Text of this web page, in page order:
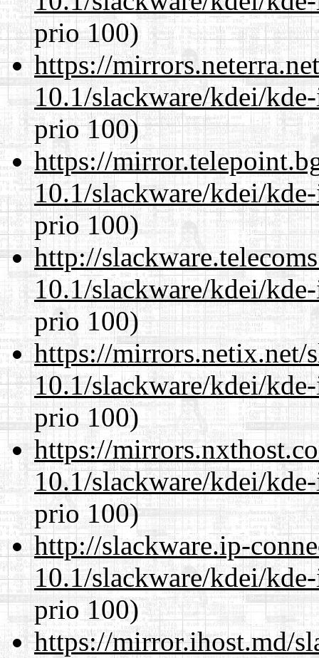
prio 100)
https://
10.1/slackware/kdei/
prio 100)
https://
10.1/slackware/kdei/
prio 100)
http://
10.1/slackware/kdei/
prio 100)
https://mirrors.netix.net/
10.1/slackware/kdei/
prio 100)
https://
10.1/slackware/kdei/
prio 100)
http://slackware.ip-
10.1/slackware/kdei/
prio 100)
https://mirror.ihost.md/